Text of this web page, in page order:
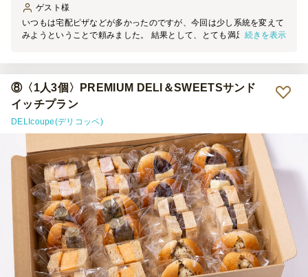
ゲスト 様
いつもは宅配ピザなどが多かったのですが、今回は少し系統を変えて
みようということで頼みました。 結果として、とても満足です！ ま
たいです！
続きを表示
⑧〈1人3個〉PREMIUM DELI＆SWEETSサンド
イッチプラン
DELIcoupe(デリコッペ)